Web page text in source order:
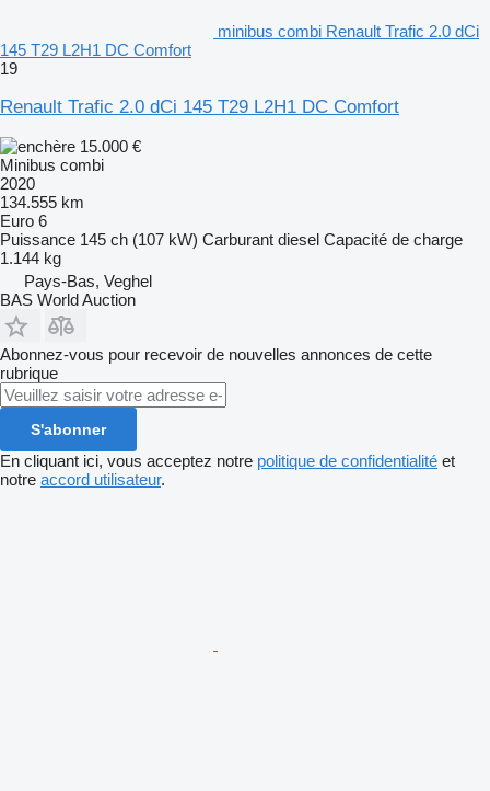
minibus combi Renault Trafic 2.0 dCi
145 T29 L2H1 DC Comfort
19
Renault Trafic 2.0 dCi 145 T29 L2H1 DC Comfort
15.000 €
Minibus combi
2020
134.555 km
Euro 6
Puissance 145 ch (107 kW) Carburant diesel Capacité de charge
1.144 kg
Pays-Bas, Veghel
BAS World Auction
Abonnez-vous pour recevoir de nouvelles annonces de cette
rubrique
S'abonner
En cliquant ici, vous acceptez notre politique de confidentialité et
notre accord utilisateur.